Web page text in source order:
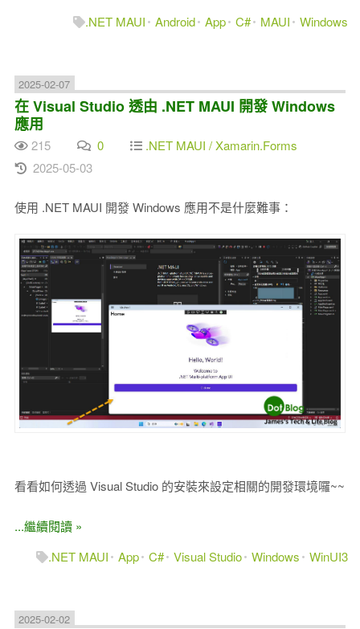
.NET MAUI
Android App C# MAUI Windows
2025-02-07
在 Visual Studio 透由 .NET MAUI 開發 Windows
應用
215 0
.NET MAUI / Xamarin.Forms
2025-05-03
使用 .NET MAUI 開發 Windows 應用不是什麼難事：
看看如何透過 Visual Studio 的安裝來設定相關的開發環境囉~~
...繼續閱讀 »
.NET MAUI
App C# Visual Studio Windows WinUI3
2025-02-02